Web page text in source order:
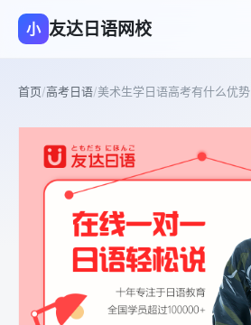
小 友达日语网校
首页/高考日语/美术生学日语高考有什么优势